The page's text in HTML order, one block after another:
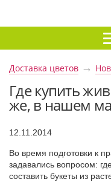
Доставка цветов →
Где купить
же, в нашем
12.11.2014
Во время подготовки к
задавались вопросом:
составить букеты из